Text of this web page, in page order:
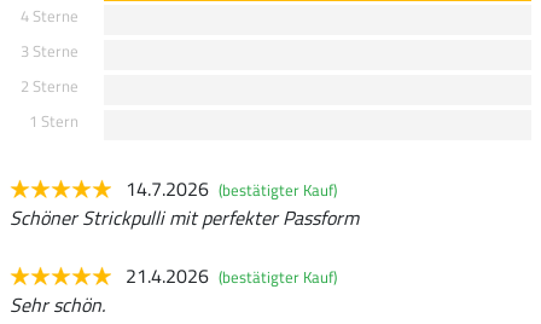
4 Sterne
3 Sterne
2 Sterne
1 Stern
14.7.2026 (bestätigter Kauf)
Schöner Strickpulli mit perfekter Passform
21.4.2026 (bestätigter Kauf)
Sehr schön.